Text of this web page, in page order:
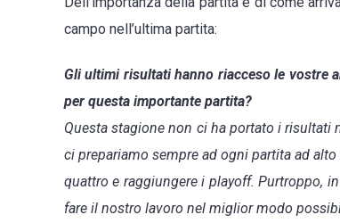
campo nell’ultima partita:
Gli ultimi risultati hanno riacceso le vostre
per questa importante partita?
Questa stagione non ci ha portato i risultati
ci prepariamo sempre ad ogni partita ad
quattro e raggiungere i playoff. Purtroppo,
fare il nostro lavoro nel miglior modo